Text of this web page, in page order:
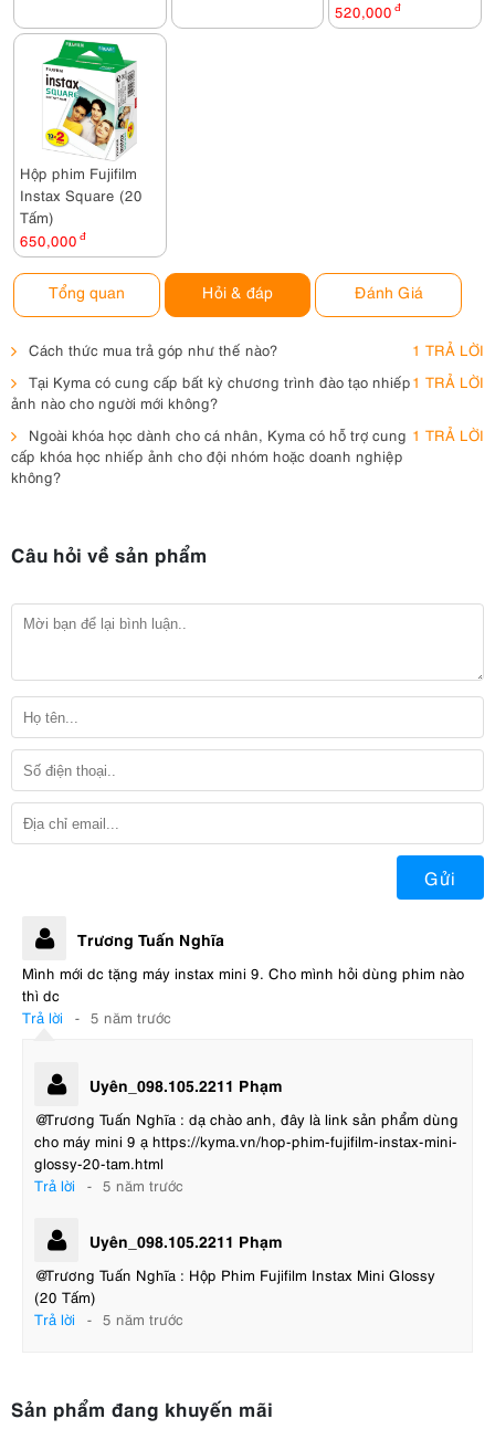
520,000 đ
Hộp phim Fujifilm
Instax Square (20
Tấm)
650,000 đ
Tổng quan Hỏi & đáp Đánh Giá
Cách thức mua trả góp như thế nào?
1 TRẢ LỜI
Tại Kyma có cung cấp bất kỳ chương trình đào tạo nhiếp
ảnh nào cho người mới không?
1 TRẢ LỜI
Ngoài khóa học dành cho cá nhân, Kyma có hỗ trợ cung
cấp khóa học nhiếp ảnh cho đội nhóm hoặc doanh nghiệp
không?
1 TRẢ LỜI
Câu hỏi về sản phẩm
Gửi
Trương Tuấn Nghĩa
Mình mới dc tặng máy instax mini 9. Cho mình hỏi dùng phim nào
thì dc
Trả lời
- 5 năm trước
Uyên_098.105.2211 Phạm
@Trương Tuấn Nghĩa : dạ chào anh, đây là link sản phẩm dùng
cho máy mini 9 ạ https://kyma.vn/hop-phim-fujifilm-instax-mini-
glossy-20-tam.html
Trả lời
- 5 năm trước
Uyên_098.105.2211 Phạm
@Trương Tuấn Nghĩa : Hộp Phim Fujifilm Instax Mini Glossy
(20 Tấm)
Trả lời
- 5 năm trước
Sản phẩm đang khuyến mãi